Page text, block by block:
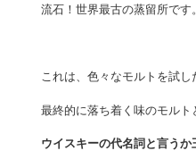
流石！世界最古の蒸留所です。
これは、色々なモルトを試し
最終的に落ち着く味のモルト
ウイスキーの代名詞と言うか